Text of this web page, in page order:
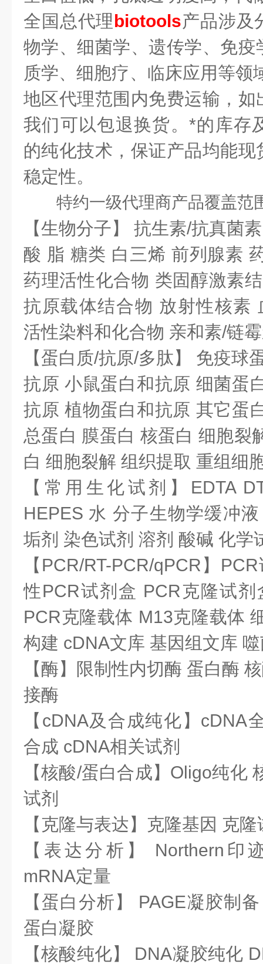
全国总代理biotools产品涉及
物学、细菌学、遗传学、免
质学、细胞疗、临床应用等领
地区代理范围内免费运输，
我们可以包退换货。 *的库存
的纯化技术，保证产品均能
稳定性。
特约一级代理商产品覆盖范
【生物分子】 抗生素/抗真菌
酸 脂 糖类 白三烯 前列腺素
药理活性化合物 类固醇激素
抗原载体结合物 放射性核素
活性染料和化合物 亲和素/链
【蛋白质/抗原/多肽】 免疫球
抗原 小鼠蛋白和抗原 细菌蛋
抗原 植物蛋白和抗原 其它蛋
总蛋白 膜蛋白 核蛋白 细胞裂
白 细胞裂解 组织提取 重组细
【常用生化试剂】EDTA
HEPES 水 分子生物学缓冲
垢剂 染色试剂 溶剂 酸碱 化学
【PCR/RT-PCR/qPCR】
性PCR试剂盒 PCR克隆试
PCR克隆载体 M13克隆载体
构建 cDNA文库 基因组文库
【酶】限制性内切酶 蛋白酶
接酶
【cDNA及合成纯化】cDNA
合成 cDNA相关试剂
【核酸/蛋白合成】Oligo纯化
试剂
【克隆与表达】克隆基因 克
【表达分析】 Northern印
mRNA定量
【蛋白分析】 PAGE凝胶制
蛋白凝胶
【核酸纯化】 DNA凝胶纯化